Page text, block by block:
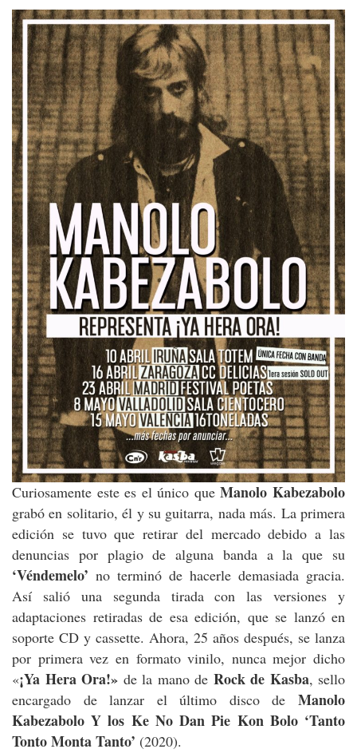
Curiosamente este es el único queManolo Kabezabolo
grabó en solitario, él y su guitarra, nada más. La primera
edición se tuvo que retirar del mercado debido a las
denuncias por plagio de alguna banda a la que su
‘Véndemelo’ no terminó de hacerle demasiada gracia.
Así salió una segunda tirada con las versiones y
adaptaciones retiradas de esa edición, que se lanzó en
soporte CD y cassette. Ahora, 25 años después, se lanza
por primera vez en formato vinilo, nunca mejor dicho
«¡Ya Hera Ora!» de la mano de Rock de Kasba, sello
encargado de lanzar el último disco de Manolo
Kabezabolo Y los Ke No Dan Pie Kon Bolo ‘Tanto
Tonto Monta Tanto’ (2020).